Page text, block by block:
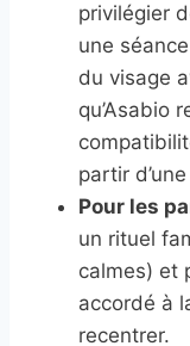
privilégier
une
du visage
qu’Asabio
partir
Pour les
un rituel
calmes) et
accordé à
recentrer.